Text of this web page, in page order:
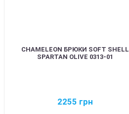
CHAMELEON БРЮКИ SOFT SHELL
SPARTAN OLIVE 0313-01
2255 грн